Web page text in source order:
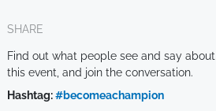
SHARE
Find out what people see and say about
this event, and join the conversation.
Hashtag:#becomeachampion